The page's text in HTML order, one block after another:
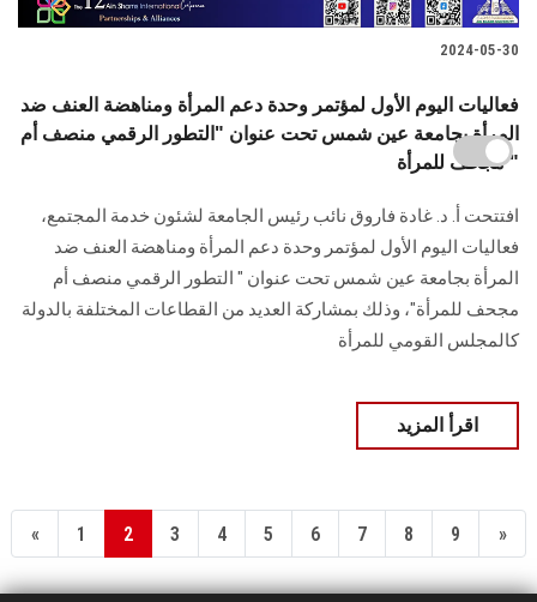
2024-05-30
فعاليات اليوم الأول لمؤتمر وحدة دعم المرأة ومناهضة العنف ضد
المرأة بجامعة عين شمس تحت عنوان "التطور الرقمي منصف أم
مجحف للمرأة "
افتتحت أ. د. غادة فاروق نائب رئيس الجامعة لشئون خدمة المجتمع،
فعاليات اليوم ‏الأول لمؤتمر وحدة دعم المرأة ومناهضة العنف ضد
المرأة بجامعة عين شمس تحت عنوان " ‏التطور الرقمي منصف أم
مجحف للمرأة"، وذلك بمشاركة العديد من القطاعات المختلفة بالدولة
‏كالمجلس القومي للمرأة ‏
اقرأ المزيد
« 1 2 3 4 5 6 7 8 9 »